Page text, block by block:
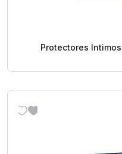
Protectores